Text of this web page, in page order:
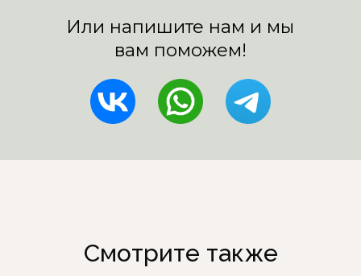
Смотрите также